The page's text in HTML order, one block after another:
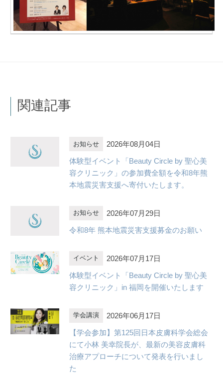
関連記事
お知らせ 2026年08月04日
体験型イベント「Beauty Circle by 聖心美
容クリニック」の参加費全額を令和8年熊
本地震災害支援へ寄付いたします。
お知らせ 2026年07月29日
令和8年 熊本地震災害支援募金のお願い
イベント 2026年07月17日
体験型イベント「Beauty Circle by 聖心美
容クリニック」in 福岡を開催いたします
学会講演 2026年06月17日
【学会参加】第125回日本皮膚科学会総会
にて小林 美幸院長が、最新の美容皮膚科
治療アプローチについて発表を行いまし
た